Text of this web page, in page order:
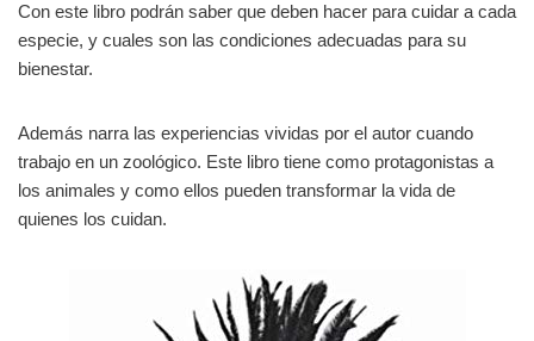
Con este libro podrán saber que deben hacer para cuidar a cada
especie, y cuales son las condiciones adecuadas para su
bienestar.
Además narra las experiencias vividas por el autor cuando
trabajo en un zoológico. Este libro tiene como protagonistas a
los animales y como ellos pueden transformar la vida de
quienes los cuidan.